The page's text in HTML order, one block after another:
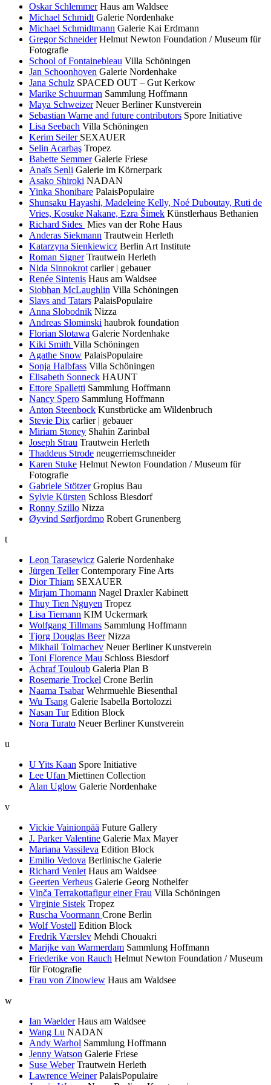
Oskar Schlemmer Haus am Waldsee
Michael Schmidt Galerie Nordenhake
Michael Schmidtmann Galerie Kai Erdmann
Gregor Schneider Helmut Newton Foundation / Museum für
Fotografie
School of Fontainebleau Villa Schöningen
Jan Schoonhoven Galerie Nordenhake
Jana Schulz SPACED OUT – Gut Kerkow
Marike Schuurman Sammlung Hoffmann
Maya Schweizer Neuer Berliner Kunstverein
Sebastian Warne and future contributors Spore Initiative
Lisa Seebach Villa Schöningen
Kerim Seiler SEXAUER
Selin Acarbaş Tropez
Babette Semmer Galerie Friese
Anaïs Senli Galerie im Körnerpark
Asako Shiroki NADAN
Yinka Shonibare PalaisPopulaire
Shunsaku Hayashi, Madeleine Kelly, Noé Duboutay, Ruti de
Vries, Kosuke Nakane, Ezra Šimek Künstlerhaus Bethanien
Richard Sides Mies van der Rohe Haus
Anderas Siekmann Trautwein Herleth
Katarzyna Sienkiewicz Berlin Art Institute
Roman Signer Trautwein Herleth
Nida Sinnokrot carlier | gebauer
Renée Sintenis Haus am Waldsee
Siobhan McLaughlin Villa Schöningen
Slavs and Tatars PalaisPopulaire
Anna Slobodnik Nizza
Andreas Slominski haubrok foundation
Florian Slotawa Galerie Nordenhake
Kiki Smith Villa Schöningen
Agathe Snow PalaisPopulaire
Sonja Halbfass Villa Schöningen
Elisabeth Sonneck HAUNT
Ettore Spalletti Sammlung Hoffmann
Nancy Spero Sammlung Hoffmann
Anton Steenbock Kunstbrücke am Wildenbruch
Stevie Dix carlier | gebauer
Miriam Stoney Shahin Zarinbal
Joseph Strau Trautwein Herleth
Thaddeus Strode neugerriemschneider
Karen Stuke Helmut Newton Foundation / Museum für
Fotografie
Gabriele Stötzer Gropius Bau
Sylvie Kürsten Schloss Biesdorf
Ronny Szillo Nizza
Øyvind Sørfjordmo Robert Grunenberg
t
Leon Tarasewicz Galerie Nordenhake
Jürgen Teller Contemporary Fine Arts
Dior Thiam SEXAUER
Mirjam Thomann Nagel Draxler Kabinett
Thuy Tien Nguyen Tropez
Lisa Tiemann KIM Uckermark
Wolfgang Tillmans Sammlung Hoffmann
Tjorg Douglas Beer Nizza
Mikhail Tolmachev Neuer Berliner Kunstverein
Toni Florence Mau Schloss Biesdorf
Achraf Touloub Galeria Plan B
Rosemarie Trockel Crone Berlin
Naama Tsabar Wehrmuehle Biesenthal
Wu Tsang Galerie Isabella Bortolozzi
Nasan Tur Edition Block
Nora Turato Neuer Berliner Kunstverein
u
U Yits Kaan Spore Initiative
Lee Ufan Miettinen Collection
Alan Uglow Galerie Nordenhake
v
Vickie Vainionpää Future Gallery
J. Parker Valentine Galerie Max Mayer
Mariana Vassileva Edition Block
Emilio Vedova Berlinische Galerie
Richard Venlet Haus am Waldsee
Geerten Verheus Galerie Georg Nothelfer
Vinča Terrakottafigur einer Frau Villa Schöningen
Virginie Sistek Tropez
Ruscha Voormann Crone Berlin
Wolf Vostell Edition Block
Fredrik Værslev Mehdi Chouakri
Marijke van Warmerdam Sammlung Hoffmann
Friederike von Rauch Helmut Newton Foundation / Museum
für Fotografie
Frau von Zinowiew Haus am Waldsee
w
Ian Waelder Haus am Waldsee
Wang Lu NADAN
Andy Warhol Sammlung Hoffmann
Jenny Watson Galerie Friese
Suse Weber Trautwein Herleth
Lawrence Weiner PalaisPopulaire